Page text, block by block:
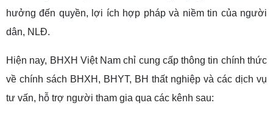
hưởng đến quyền, lợi ích hợp pháp và niềm tin của người
dân, NLĐ.
Hiện nay, BHXH Việt Nam chỉ cung cấp thông tin chính thức
về chính sách BHXH, BHYT, BH thất nghiệp và các dịch vụ
tư vấn, hỗ trợ người tham gia qua các kênh sau: